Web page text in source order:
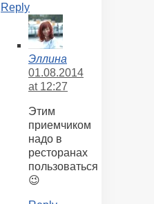
Reply
Эллина
01.08.2014
at 12:27
Этим
приемчиком
надо в
ресторанах
пользоваться
😉